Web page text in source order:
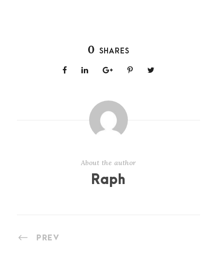
0 SHARES
About the author
Raph
PREV